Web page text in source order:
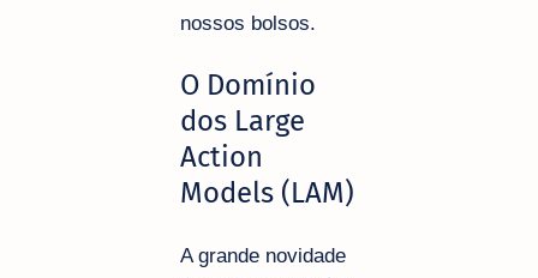
nossos bolsos.
O Domínio
dos Large
Action
Models (LAM)
A grande novidade